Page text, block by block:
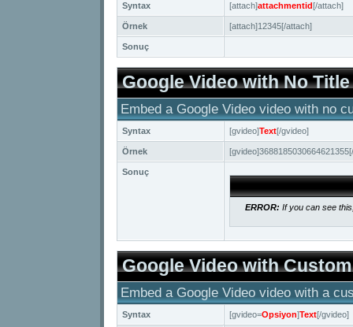
Syntax [attach]attachmentid[/attach]
Örnek [attach]12345[/attach]
Sonuç
Google Video with No Title
Embed a Google Video video with no
Syntax [gvideo]Text[/gvideo]
Örnek
Sonuç
ERROR: If you can see
Google Video with
Embed a Google Video video with a
Syntax [gvideo=Opsiyon]Text[/gvideo]